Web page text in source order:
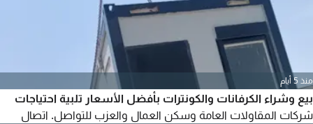
منذ 5 أيام
بيع وشراء الكرفانات والكونترات بأفضل الأسعار تلبية احتياجات
شركات المقاولات العامة وسكن العمال والعزب للتواصل. اتصال